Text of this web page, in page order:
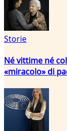
Storie
Né vittime né
«miracolo» di